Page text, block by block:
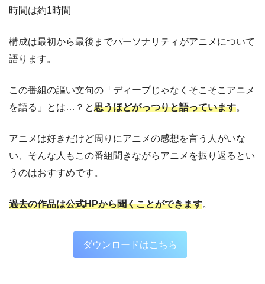
時間は約1時間
構成は最初から最後までパーソナリティがアニメについて
語ります。
この番組の謳い文句の「ディープじゃなくそこそこアニメ
を語る」とは…？と思うほどがっつりと語っています。
アニメは好きだけど周りにアニメの感想を言う人がいな
い、そんな人もこの番組聞きながらアニメを振り返るとい
うのはおすすめです。
過去の作品は公式HPから聞くことができます。
ダウンロードはこちら